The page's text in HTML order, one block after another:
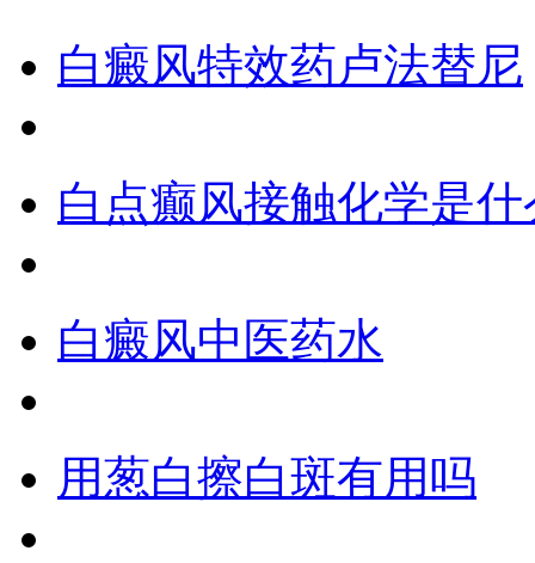
白癜风特效药卢法替尼
白点癫风接触化学是什
白癜风中医药水
用葱白擦白斑有用吗